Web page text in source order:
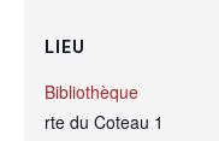
LIEU
Bibliothèque
rte du Coteau 1